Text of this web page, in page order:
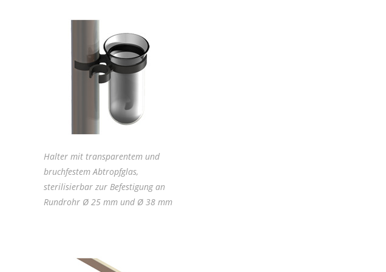
Halter mit transparentem und
bruchfestem Abtropfglas,
sterilisierbar zur Befestigung an
Rundrohr Ø 25 mm und Ø 38 mm